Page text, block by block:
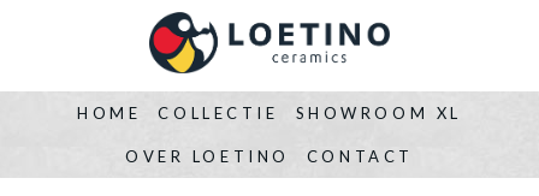
HOME COLLECTIE SHOWROOM XL
OVER LOETINO CONTACT